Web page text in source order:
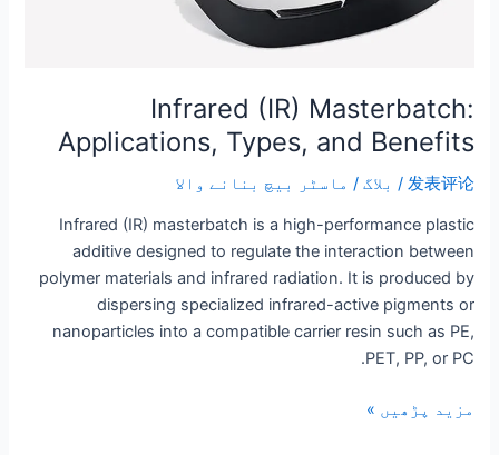
Infrared (IR) Masterbatch:
Applications, Types, and Benefits
发表评论
/ بلاگ / ماسٹر بیچ بنانے والا
Infrared (IR) masterbatch is a high-performance plastic
additive designed to regulate the interaction between
polymer materials and infrared radiation. It is produced by
dispersing specialized infrared-active pigments or
nanoparticles into a compatible carrier resin such as PE,
PET, PP, or PC.
مزید پڑھیں »